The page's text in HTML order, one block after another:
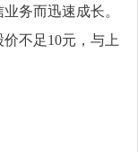
务而迅速成长。
不足10元，与上